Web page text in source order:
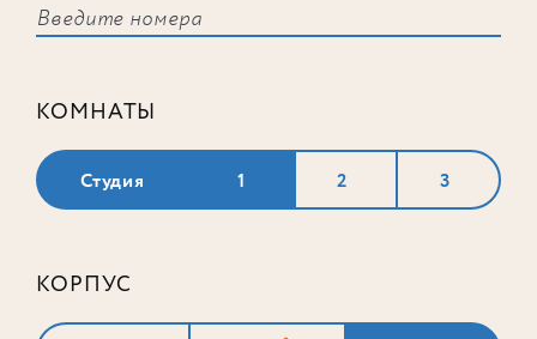
КОМНАТЫ
Студия 1 2 3
КОРПУС
соответствует ни одного лота